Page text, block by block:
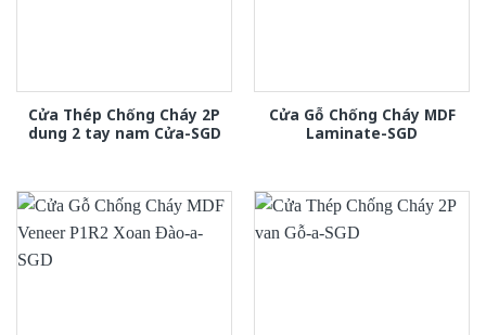
Cửa Thép Chống Cháy 2P
dung 2 tay nam Cửa-SGD
Cửa Gỗ Chống Cháy MDF
Laminate-SGD